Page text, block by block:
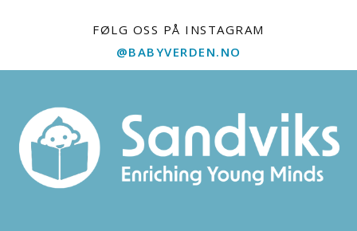
FØLG OSS PÅ INSTAGRAM
@BABYVERDEN.NO